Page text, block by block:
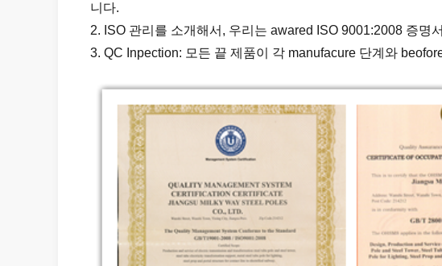
니다.
2. ISO 관리를 소개해서, 우리는 awared ISO 9001:2008 증명
3. QC Inpection: 모든 끝 제품이 각 manufacure 단계와